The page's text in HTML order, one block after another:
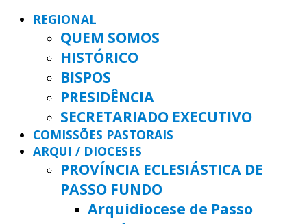
REGIONAL
QUEM SOMOS
HISTÓRICO
BISPOS
PRESIDÊNCIA
SECRETARIADO EXECUTIVO
COMISSÕES PASTORAIS
ARQUI / DIOCESES
PROVÍNCIA ECLESIÁSTICA DE
PASSO FUNDO
Arquidiocese de Passo